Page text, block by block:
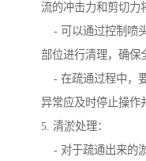
流的冲击力和剪切力
- 可以通过控制喷
部位进行清理，确保
- 在疏通过程中，
异常应及时停止操作
5. 清淤处理：
- 对于疏通出来的